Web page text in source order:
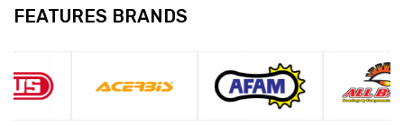
FEATURES BRANDS